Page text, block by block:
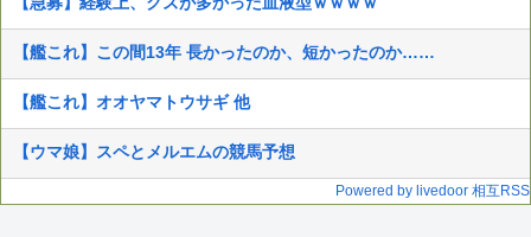
【艦これ】この間13年 長かったのか、短かったのか……
【艦これ】オオヤマトウサギ 他
【ウマ娘】スペとメルエムの競馬予想
Powered by livedoor 相互RSS